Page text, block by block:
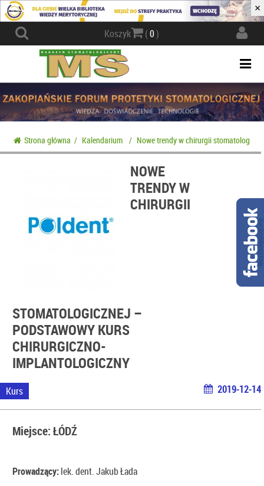
×
Koszyk (0)
Strona główna / Kalendarium / Nowe trendy w chirurgii
NOWE
TRENDY W
CHIRURGII
STOMATOLOGICZNEJ –
PODSTAWOWY KURS
CHIRURGICZNO-
IMPLANTOLOGICZNY
Kurs 2019-12-14
Miejsce: ŁÓDŹ
Prowadzący:lek. dent. Jakub Łada